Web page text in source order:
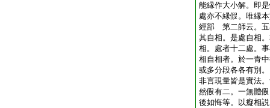
能縁作大小解。即
處亦不縁假。唯縁
經部 第二師云。五
其自相。是處自相
相。處者十二處。
相自相者。於一青
或多分段各各有別
非言現量皆是實法
然假有二。一無體
後如悔等。以癡相